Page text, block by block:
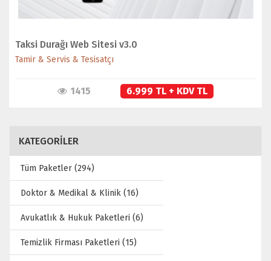
Taksi Durağı Web Sitesi v3.0
Tamir & Servis & Tesisatçı
1415 6.999 TL + KDV TL
KATEGORİLER
Tüm Paketler (294)
Doktor & Medikal & Klinik (16)
Avukatlık & Hukuk Paketleri (6)
Temizlik Firması Paketleri (15)